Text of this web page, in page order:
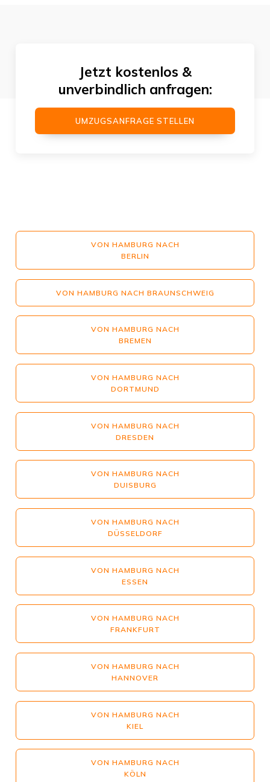
Jetzt kostenlos &
unverbindlich anfragen:
UMZUGSANFRAGE STELLEN
VON HAMBURG NACH
BERLIN
VON HAMBURG NACH BRAUNSCHWEIG
VON HAMBURG NACH
BREMEN
VON HAMBURG NACH
DORTMUND
VON HAMBURG NACH
DRESDEN
VON HAMBURG NACH
DUISBURG
VON HAMBURG NACH
DÜSSELDORF
VON HAMBURG NACH
ESSEN
VON HAMBURG NACH
FRANKFURT
VON HAMBURG NACH
HANNOVER
VON HAMBURG NACH
KIEL
VON HAMBURG NACH
KÖLN